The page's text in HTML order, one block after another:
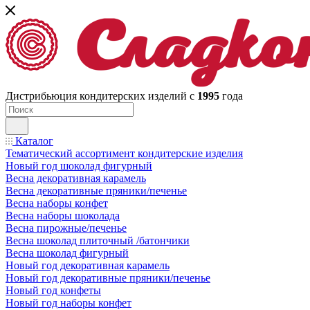
Дистрибьюция кондитерских изделий с 1995 года
Каталог
Тематический ассортимент кондитерские изделия
Новый год шоколад фигурный
Весна декоративная карамель
Весна декоративные пряники/печенье
Весна наборы конфет
Весна наборы шоколада
Весна пирожные/печенье
Весна шоколад плиточный /батончики
Весна шоколад фигурный
Новый год декоративная карамель
Новый год декоративные пряники/печенье
Новый год конфеты
Новый год наборы конфет